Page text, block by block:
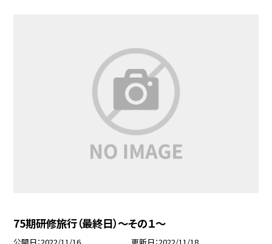
75期研修旅行（最終日）〜その１〜
公開日 2022/11/16 更新日 2022/11/18